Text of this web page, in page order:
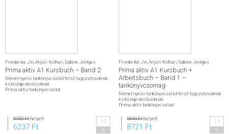
Friederike Jin Anjali Kothari Sabine Jentges
Prima aktiv A1 Kursbuch – Band 2
Német nyelvi tankönyvcsalád felső tagozatosoknak
és középiskolásoknak
Prima aktiv tankönyvcsalád
6930 Fthelyett
6237 Ft
10
Friederike Jin Anjali Kothari Sabine Jentges
Prima aktiv A1 Kursbuch +
Arbeitsbuch – Band 1 –
tankönyvcsomag
Német nyelvi tankönyvcsalád felső tagozatosoknak
és középiskolásoknak
Prima aktiv tankönyvcsalád
9690 Fthelyett
8721 Ft
10